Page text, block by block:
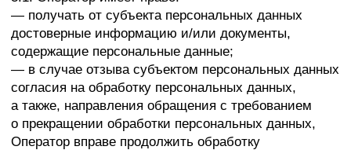
Законом о персональных данных.
4. Основные права и обязанности субъектов
персональных данных
— получать информацию, касающуюся обработки
его персональных данных, за исключением случаев,
предусмотренных федеральными законами.
Сведения предоставляются субъекту персональных
данных Оператором в доступной форме, и в них
не должны содержаться персональные данные,
относящиеся к другим субъектам персональных